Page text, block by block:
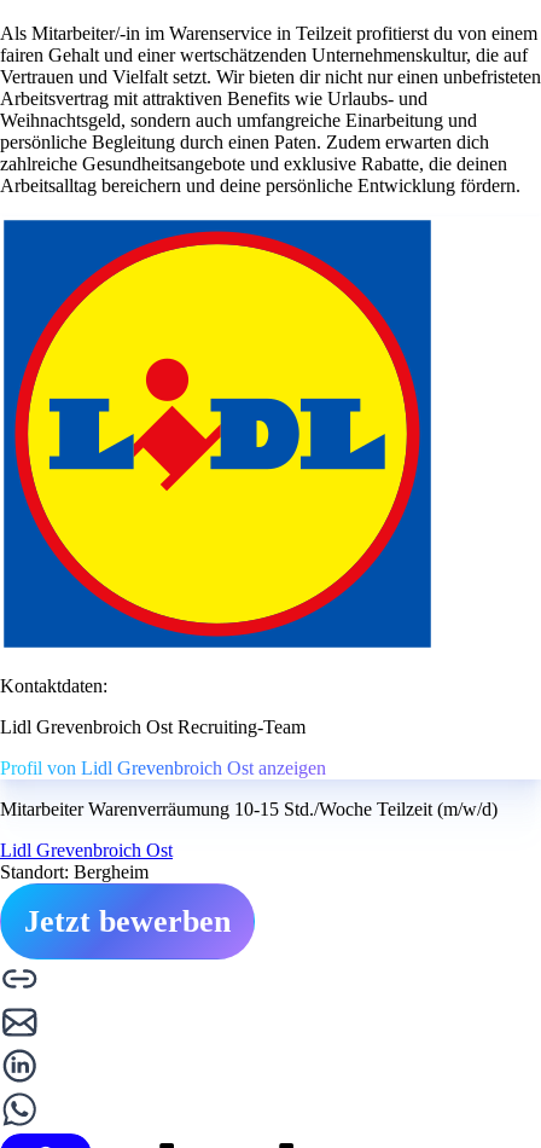
Als Mitarbeiter/-in im Warenservice in Teilzeit profitierst du von einem
fairen Gehalt und einer wertschätzenden Unternehmenskultur, die auf
Vertrauen und Vielfalt setzt. Wir bieten dir nicht nur einen unbefristeten
Arbeitsvertrag mit attraktiven Benefits wie Urlaubs- und
Weihnachtsgeld, sondern auch umfangreiche Einarbeitung und
persönliche Begleitung durch einen Paten. Zudem erwarten dich
zahlreiche Gesundheitsangebote und exklusive Rabatte, die deinen
Arbeitsalltag bereichern und deine persönliche Entwicklung fördern.
Kontaktdaten:
Lidl Grevenbroich Ost Recruiting-Team
Profil von Lidl Grevenbroich Ost anzeigen
Mitarbeiter Warenverräumung 10-15 Std./Woche Teilzeit (m/w/d)
Lidl Grevenbroich Ost
Standort: Bergheim
Jetzt bewerben